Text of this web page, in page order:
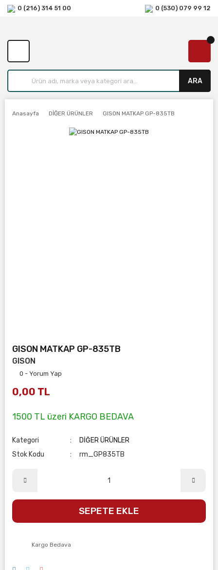
0 (216) 314 51 00 0 (530) 079 99 12
ARA
Anasayfa DİĞER ÜRÜNLER GISON MATKAP GP-835TB
GISON MATKAP GP-835TB
GISON
0 - Yorum Yap
0,00 TL
1500 TL üzeri KARGO BEDAVA
Kategori
DİĞER ÜRÜNLER
Stok Kodu
rm_GP835TB
SEPETE EKLE
Kargo Bedava